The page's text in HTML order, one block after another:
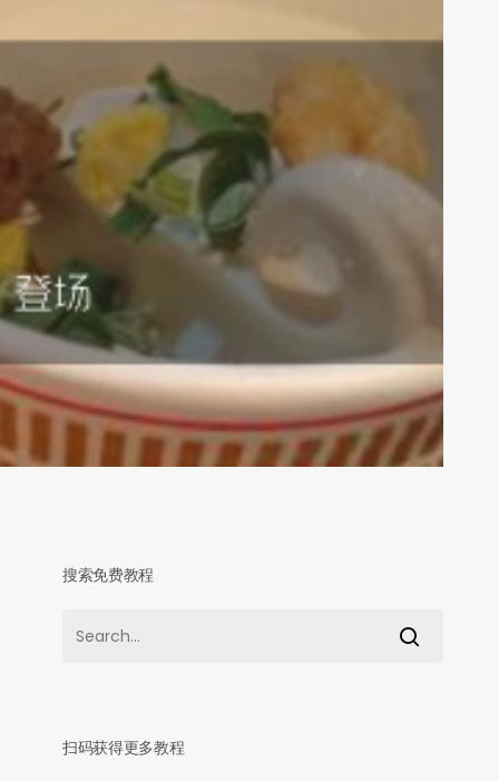
搜索免费教程
扫码获得更多教程